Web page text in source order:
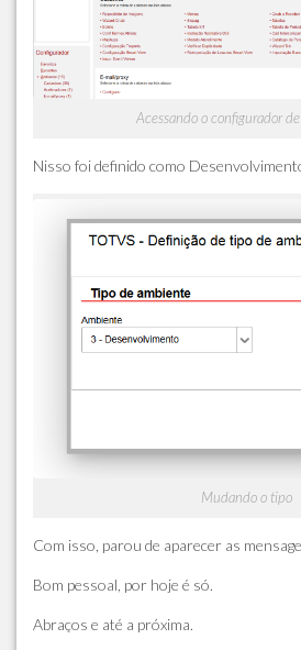
Acessando o configurador
Nisso foi definido como
Mudando o tipo
Com isso, parou de aparecer as
Bom pessoal, por hoje é só.
Abraços e até a próxima.